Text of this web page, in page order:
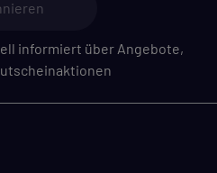
informiert über Angebote,